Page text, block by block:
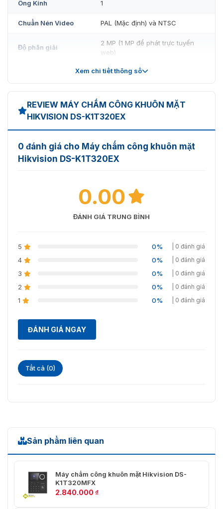
📲 Liên hệ ngay để được tư vấn chi tiết, nhận báo giá tốt
Ống Kính 1
Chuẩn Nén Video PAL (Mặc định) và NTSC
Độ phân giải
2 MP (1 MP để phát trực tuyến
web)
Mạng
Mạng Có Dây 10 M / 100 M tự thích ứng
Giao thức kết nối TCP/IP
Nút Thoát
Đầu Vào Liên Hệ
TAMPER
USB
Bộ nhớ
Dung Lượng Thẻ
Khuôn mặt, thẻ, mã số
Loại Thẻ Thẻ EM 125 KHz
Thời Lượng Nhận
Xem chi tiết thông số
REVIEW MÁY CHẤM CÔNG KHUÔN MẶT
HIKVISION DS-K1T320EX
0 đánh giá cho Máy chấm công khuôn mặt
Hikvision DS-K1T320EX
0.00
ĐÁNH GIÁ TRUNG BÌNH
5 0% | 0 đánh giá
4 0% | 0 đánh giá
3 0% | 0 đánh giá
2 0% | 0 đánh giá
1 0% | 0 đánh giá
ĐÁNH GIÁ NGAY
Tất cả (0)
Sản phẩm liên quan
Máy chấm công khuôn mặt Hikvision DS-
K1T320MFX
2.840.000 ₫